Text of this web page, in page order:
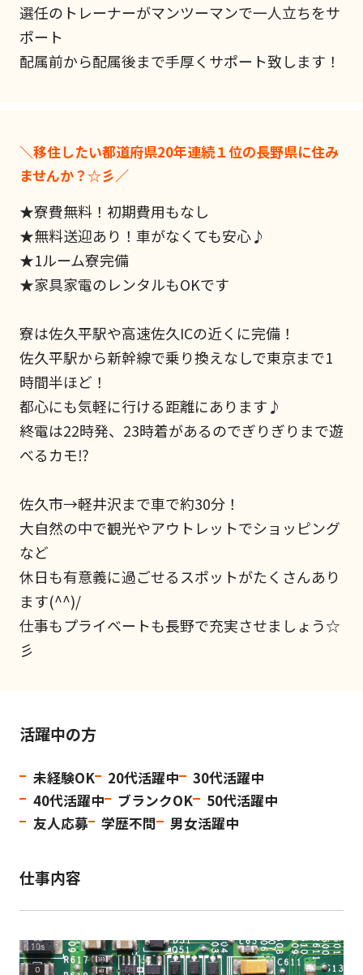
選任のトレーナーがマンツーマンで一人立ちをサ
ポート
配属前から配属後まで手厚くサポート致します！
＼移住したい都道府県20年連続１位の長野県に住み
ませんか？☆彡／
★寮費無料！初期費用もなし
★無料送迎あり！車がなくても安心♪
★1ルーム寮完備
★家具家電のレンタルもOKです
寮は佐久平駅や高速佐久ICの近くに完備！
佐久平駅から新幹線で乗り換えなしで東京まで1
時間半ほど！
都心にも気軽に行ける距離にあります♪
終電は22時発、23時着があるのでぎりぎりまで遊
べるカモ⁉
佐久市→軽井沢まで車で約30分！
大自然の中で観光やアウトレットでショッピング
など
休日も有意義に過ごせるスポットがたくさんあり
ます(^^)/
仕事もプライベートも長野で充実させましょう☆
彡
活躍中の方
未経験OK 20代活躍中
30代活躍中
40代活躍中
ブランクOK
50代活躍中
友人応募
学歴不問 男女活躍中
仕事内容